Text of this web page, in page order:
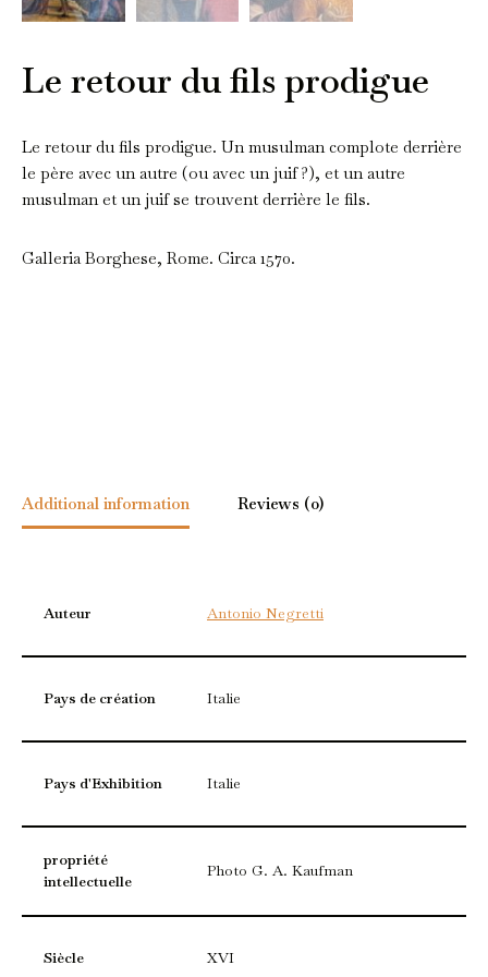
Le retour du fils prodigue
Le retour du fils prodigue. Un musulman complote derrière
le père avec un autre (ou avec un juif ?), et un autre
musulman et un juif se trouvent derrière le fils.
Galleria Borghese, Rome. Circa 1570.
Additional information Reviews (0)
Auteur Antonio Negretti
Pays de création Italie
Pays d'Exhibition Italie
propriété
intellectuelle
Photo G. A. Kaufman
Siècle XVI